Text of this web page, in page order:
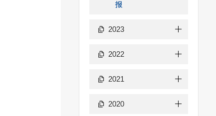
报
2023
2022
2021
2020